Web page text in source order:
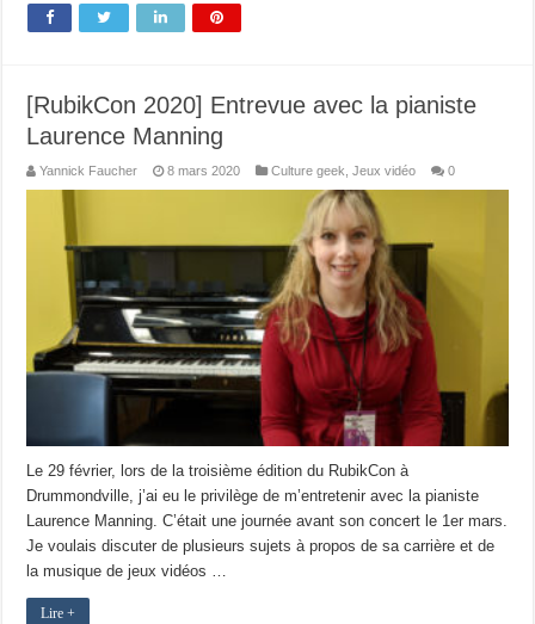
[RubikCon 2020] Entrevue avec la pianiste
Laurence Manning
Yannick Faucher 8 mars 2020 Culture geek,Jeux vidéo 0
Le 29 février, lors de la troisième édition du RubikCon à
Drummondville, j’ai eu le privilège de m’entretenir avec la pianiste
Laurence Manning. C’était une journée avant son concert le 1er mars.
Je voulais discuter de plusieurs sujets à propos de sa carrière et de
la musique de jeux vidéos …
Lire +